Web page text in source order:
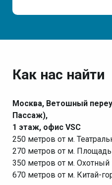
Как нас найти
Москва, Ветошный
Пассаж),
1 этаж, офис VSC
250 метров от м.
270 метров от м.
350 метров от м. Охотный
670 метров от м. Китай-